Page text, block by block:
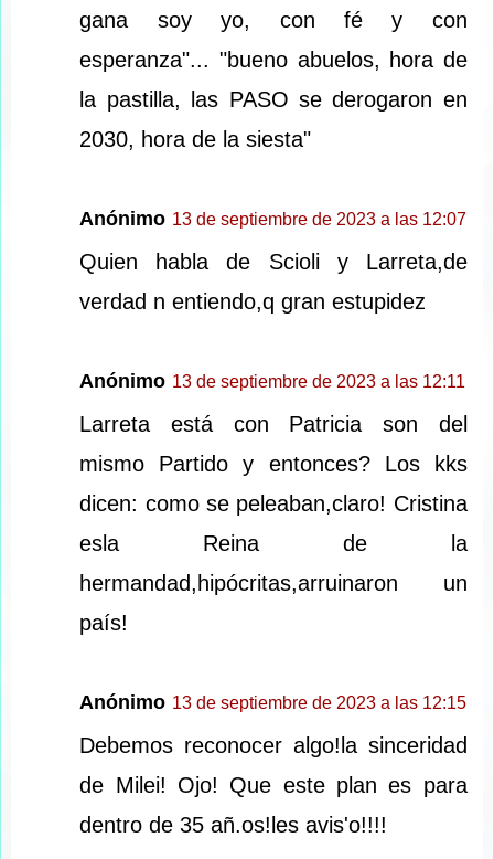
gana soy yo, con fé y con
esperanza"... "bueno abuelos, hora de
la pastilla, las PASO se derogaron en
2030, hora de la siesta"
Anónimo 13 de septiembre de 2023 a las 12:07
Quien habla de Scioli y Larreta,de
verdad n entiendo,q gran estupidez
Anónimo 13 de septiembre de 2023 a las 12:11
Larreta está con Patricia son del
mismo Partido y entonces? Los kks
dicen: como se peleaban,claro! Cristina
esla Reina de la
hermandad,hipócritas,arruinaron un
país!
Anónimo 13 de septiembre de 2023 a las 12:15
Debemos reconocer algo!la sinceridad
de Milei! Ojo! Que este plan es para
dentro de 35 añ.os!les avis'o!!!!